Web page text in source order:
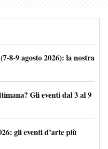
8-9 agosto 2026): la nostra
Gli eventi dal 3 al 9
gli eventi d’arte più